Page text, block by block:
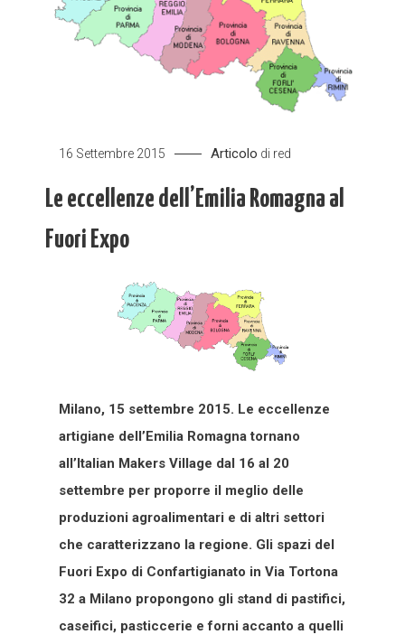
16 Settembre 2015 Articolo di red
Le eccellenze dell’Emilia Romagna al
Fuori Expo
Milano, 15 settembre 2015. Le eccellenze
artigiane dell’Emilia Romagna tornano
all’Italian Makers Village dal 16 al 20
settembre per proporre il meglio delle
produzioni agroalimentari e di altri settori
che caratterizzano la regione. Gli spazi del
Fuori Expo di Confartigianato in Via Tortona
32 a Milano propongono gli stand di pastifici,
caseifici, pasticcerie e forni accanto a quelli